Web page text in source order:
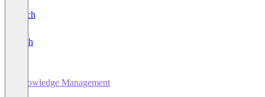
Deutsch
English
Knowledge Management